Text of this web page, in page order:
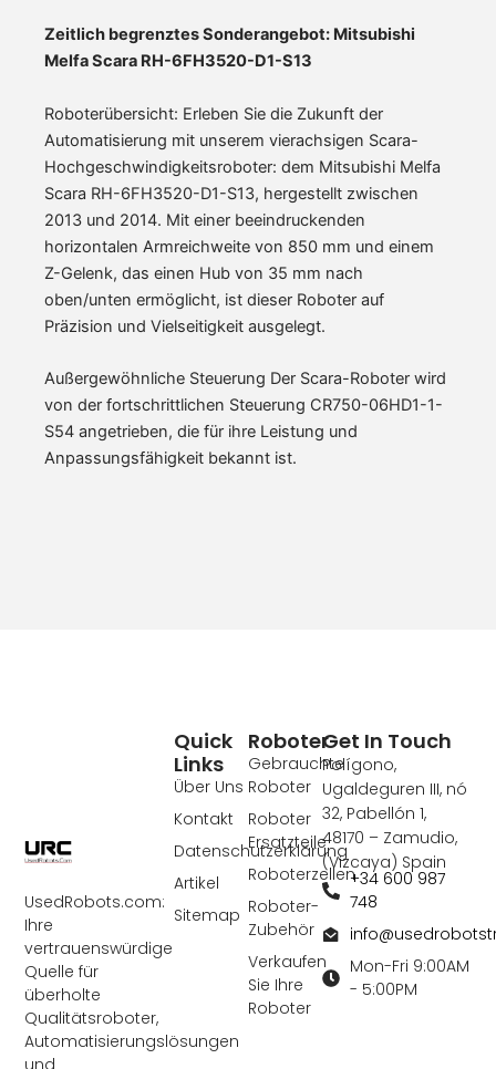
Zeitlich begrenztes Sonderangebot: Mitsubishi
Melfa Scara RH-6FH3520-D1-S13
Roboterübersicht: Erleben Sie die Zukunft der
Automatisierung mit unserem vierachsigen Scara-
Hochgeschwindigkeitsroboter: dem Mitsubishi Melfa
Scara RH-6FH3520-D1-S13, hergestellt zwischen
2013 und 2014. Mit einer beeindruckenden
horizontalen Armreichweite von 850 mm und einem
Z-Gelenk, das einen Hub von 35 mm nach
oben/unten ermöglicht, ist dieser Roboter auf
Präzision und Vielseitigkeit ausgelegt.
Außergewöhnliche Steuerung Der Scara-Roboter wird
von der fortschrittlichen Steuerung CR750-06HD1-1-
S54 angetrieben, die für ihre Leistung und
Anpassungsfähigkeit bekannt ist.
UsedRobots.com:
Ihre
vertrauenswürdige
Quelle für
überholte
Qualitätsroboter,
Automatisierungslösungen
Roboter
Gebrauchte
Roboter
Roboter
Ersatzteile
Roboterzellen
Roboter-
Zubehör
Verkaufen
Sie Ihre
Roboter
Quick
Links
Über Uns
Kontakt
Datenschutzerklärung
Artikel
Sitemap
Get In Touch
Polígono,
Ugaldeguren III, nó
32, Pabellón 1,
48170 – Zamudio,
(Vizcaya) Spain
+34 600 987
748
Mon-Fri 9:00AM
- 5:00PM